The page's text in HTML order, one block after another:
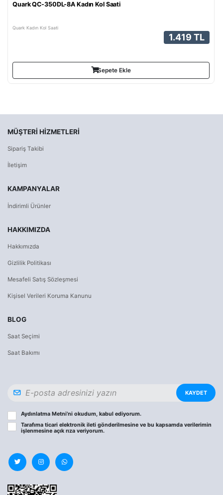
Quark QC-350DL-8A Kadın Kol Saati
Quark Kadın Kol Saati
1.419 TL
Sepete Ekle
MÜŞTERI HIZMETLERI
Sipariş Takibi
İletişim
KAMPANYALAR
İndirimli Ürünler
HAKKIMIZDA
Hakkımızda
Gizlilik Politikası
Mesafeli Satış Sözleşmesi
Kişisel Verileri Koruma Kanunu
BLOG
Saat Seçimi
Saat Bakımı
KAYDET
Aydınlatma Metni’ni okudum, kabul ediyorum.
Tarafıma ticari elektronik ileti gönderilmesine ve bu kapsamda verilerimin
işlenmesine açık rıza veriyorum.